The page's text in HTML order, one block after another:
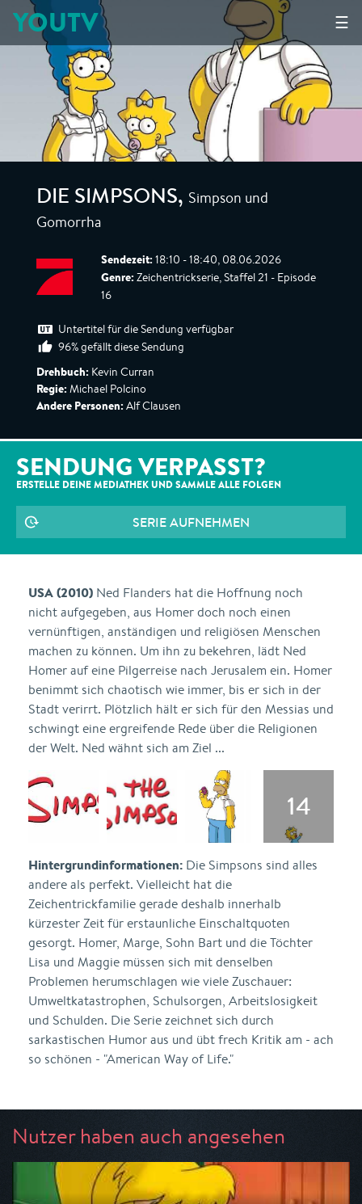
☰
YOUTV
DIE SIMPSONS, Simpson und
Gomorrha
Sendezeit: 18:10 - 18:40, 08.06.2026
Genre: Zeichentrickserie, Staffel 21 - Episode
16
Untertitel für die Sendung verfügbar
96% gefällt diese Sendung
Drehbuch: Kevin Curran
Regie: Michael Polcino
Andere Personen: Alf Clausen
SENDUNG VERPASST?
ERSTELLE DEINE MEDIATHEK UND SAMMLE ALLE FOLGEN
SERIE AUFNEHMEN
USA (2010) Ned Flanders hat die Hoffnung noch
nicht aufgegeben, aus Homer doch noch einen
vernünftigen, anständigen und religiösen Menschen
machen zu können. Um ihn zu bekehren, lädt Ned
Homer auf eine Pilgerreise nach Jerusalem ein. Homer
benimmt sich chaotisch wie immer, bis er sich in der
Stadt verirrt. Plötzlich hält er sich für den Messias und
schwingt eine ergreifende Rede über die Religionen
der Welt. Ned wähnt sich am Ziel ...
Hintergrundinformationen: Die Simpsons sind alles
andere als perfekt. Vielleicht hat die
Zeichentrickfamilie gerade deshalb innerhalb
kürzester Zeit für erstaunliche Einschaltquoten
gesorgt. Homer, Marge, Sohn Bart und die Töchter
Lisa und Maggie müssen sich mit denselben
Problemen herumschlagen wie viele Zuschauer:
Umweltkatastrophen, Schulsorgen, Arbeitslosigkeit
und Schulden. Die Serie zeichnet sich durch
sarkastischen Humor aus und übt frech Kritik am - ach
so schönen - "American Way of Life."
Nutzer haben auch angesehen